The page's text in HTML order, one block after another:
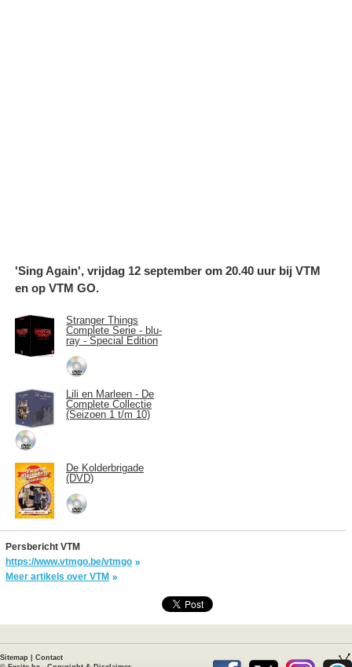
'Sing Again', vrijdag 12 september om 20.40 uur bij VTM
en op VTM GO.
Stranger Things
Complete Serie - blu-
ray - Special Edition
Lili en Marleen - De
Complete Collectie
(Seizoen 1 t/m 10)
De Kolderbrigade
(DVD)
Persbericht VTM
https://www.vtmgo.be/vtmgo
Meer artikels over VTM
Sitemap
Contact